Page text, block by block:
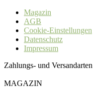
Magazin
AGB
Cookie-Einstellungen
Datenschutz
Impressum
Zahlungs- und Versandarten
MAGAZIN